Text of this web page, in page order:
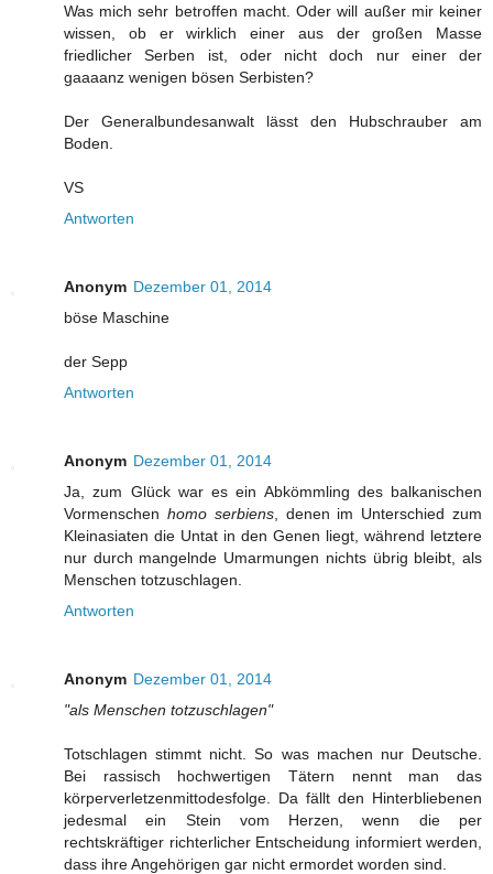
Was mich sehr betroffen macht. Oder will außer mir keiner
wissen, ob er wirklich einer aus der großen Masse
friedlicher Serben ist, oder nicht doch nur einer der
gaaaanz wenigen bösen Serbisten?
Der Generalbundesanwalt lässt den Hubschrauber am
Boden.
VS
Antworten
Anonym Dezember 01, 2014
böse Maschine
der Sepp
Antworten
Anonym Dezember 01, 2014
Ja, zum Glück war es ein Abkömmling des balkanischen
Vormenschen homo serbiens, denen im Unterschied zum
Kleinasiaten die Untat in den Genen liegt, während letztere
nur durch mangelnde Umarmungen nichts übrig bleibt, als
Menschen totzuschlagen.
Antworten
Anonym Dezember 01, 2014
"als Menschen totzuschlagen"
Totschlagen stimmt nicht. So was machen nur Deutsche.
Bei rassisch hochwertigen Tätern nennt man das
körperverletzenmittodesfolge. Da fällt den Hinterbliebenen
jedesmal ein Stein vom Herzen, wenn die per
rechtskräftiger richterlicher Entscheidung informiert werden,
dass ihre Angehörigen gar nicht ermordet worden sind.